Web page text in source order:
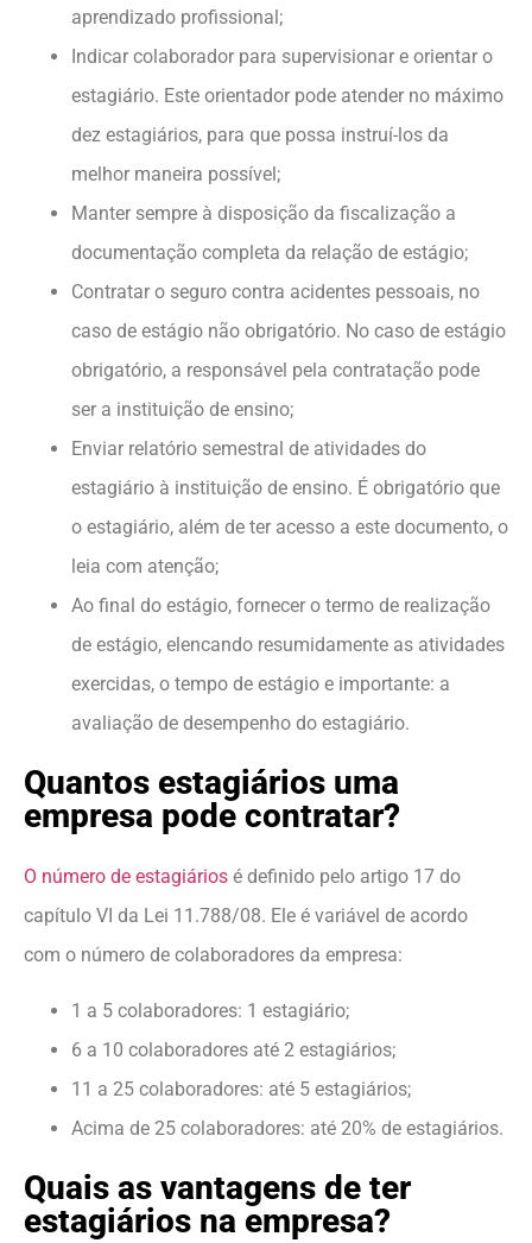
aprendizado profissional;
Indicar colaborador para supervisionar e orientar o
estagiário. Este orientador pode atender no máximo
dez estagiários, para que possa instruí-los da
melhor maneira possível;
Manter sempre à disposição da fiscalização a
documentação completa da relação de estágio;
Contratar o seguro contra acidentes pessoais, no
caso de estágio não obrigatório. No caso de estágio
obrigatório, a responsável pela contratação pode
ser a instituição de ensino;
Enviar relatório semestral de atividades do
estagiário à instituição de ensino. É obrigatório que
o estagiário, além de ter acesso a este documento, o
leia com atenção;
Ao final do estágio, fornecer o termo de realização
de estágio, elencando resumidamente as atividades
exercidas, o tempo de estágio e importante: a
avaliação de desempenho do estagiário.
Quantos estagiários uma
empresa pode contratar?
O número de estagiários é definido pelo artigo 17 do
capítulo VI da Lei 11.788/08. Ele é variável de acordo
com o número de colaboradores da empresa:
1 a 5 colaboradores: 1 estagiário;
6 a 10 colaboradores até 2 estagiários;
11 a 25 colaboradores: até 5 estagiários;
Acima de 25 colaboradores: até 20% de estagiários.
Quais as vantagens de ter
estagiários na empresa?